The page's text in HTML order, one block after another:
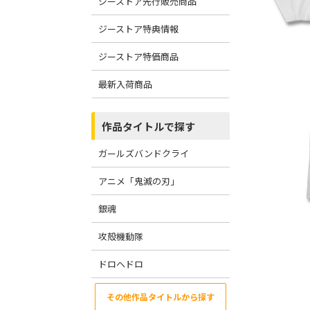
ジーストア特典情報
ジーストア特価商品
最新入荷商品
作品タイトルで探す
ガールズバンドクライ
アニメ「鬼滅の刃」
銀魂
攻殻機動隊
ドロヘドロ
その他作品タイトルから探す